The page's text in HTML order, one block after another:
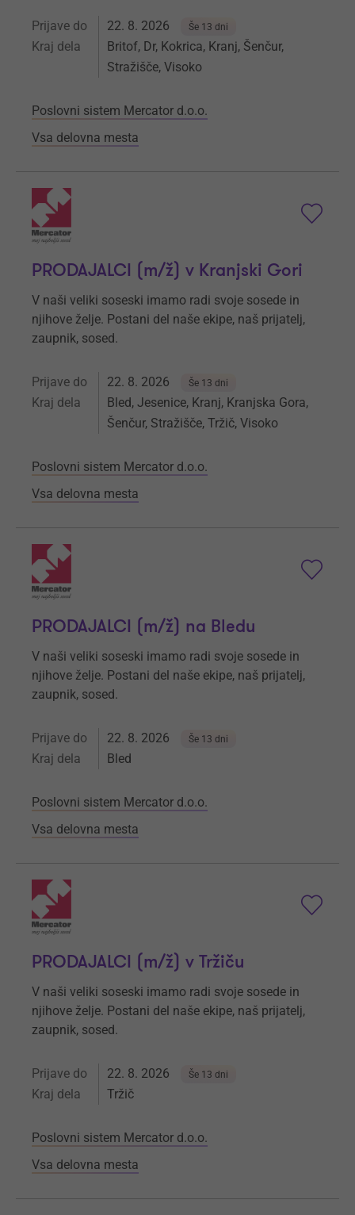
Prijave do 22. 8. 2026 Še 13 dni
Kraj dela
Britof, Dr, Kokrica, Kranj, Šenčur,
Stražišče, Visoko
Poslovni sistem Mercator d.o.o.
Vsa delovna mesta
PRODAJALCI (m/ž) v Kranjski Gori
V naši veliki soseski imamo radi svoje sosede in
njihove želje. Postani del naše ekipe, naš prijatelj,
zaupnik, sosed.
Prijave do 22. 8. 2026 Še 13 dni
Kraj dela
Bled, Jesenice, Kranj, Kranjska Gora,
Šenčur, Stražišče, Tržič, Visoko
Poslovni sistem Mercator d.o.o.
Vsa delovna mesta
PRODAJALCI (m/ž) na Bledu
V naši veliki soseski imamo radi svoje sosede in
njihove želje. Postani del naše ekipe, naš prijatelj,
zaupnik, sosed.
Prijave do 22. 8. 2026 Še 13 dni
Kraj dela Bled
Poslovni sistem Mercator d.o.o.
Vsa delovna mesta
PRODAJALCI (m/ž) v Tržiču
V naši veliki soseski imamo radi svoje sosede in
njihove želje. Postani del naše ekipe, naš prijatelj,
zaupnik, sosed.
Prijave do 22. 8. 2026 Še 13 dni
Kraj dela Tržič
Poslovni sistem Mercator d.o.o.
Vsa delovna mesta